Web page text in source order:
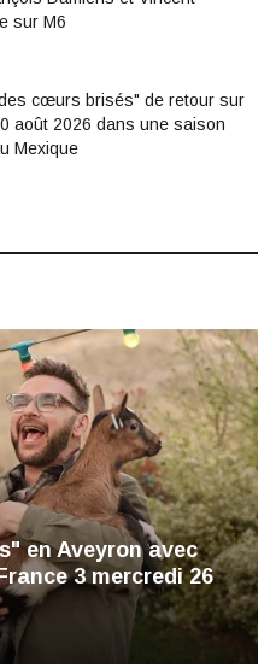
sur M6
cœurs brisés" de retour sur
août 2026 dans une saison
Mexique
en Aveyron avec
3 mercredi 26